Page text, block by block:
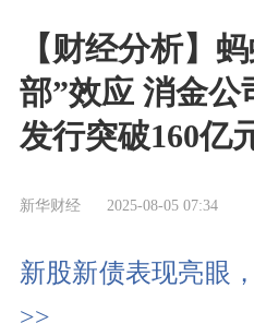
【财经分析】
部”效应 消金公
发行突破160亿
新华财经 2025-08-05 07:34
新股新债表现亮眼
>>